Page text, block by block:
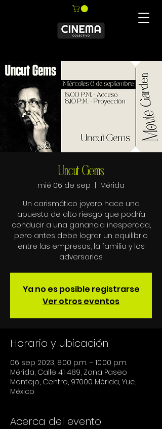
Uncut Gems
mié 06 de sep
Mérida
Un carismático joyero hace una
apuesta de alto riesgo que podría
conducir a una ganancia inesperada,
pero antes debe lograr un equilibrio
entre las empresas, la familia y los
adversarios.
Ya no es posible registrarse
Ver otros eventos
Horario y ubicación
06 sep 2023, 8:00 p.m. – 10:00 p.m.
Mérida, Calle 41 489, Zona Paseo
Montejo, Centro, 97000 Mérida, Yuc.,
México
Acerca del evento